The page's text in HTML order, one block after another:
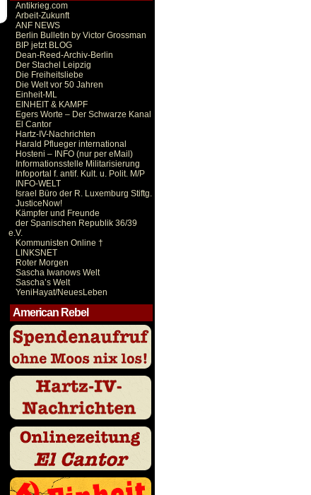
Antikrieg.com
Arbeit-Zukunft
ANF NEWS
Berlin Bulletin by Victor Grossman
BIP jetzt BLOG
Dean-Reed-Archiv-Berlin
Der Stachel Leipzig
Die Freiheitsliebe
Die Welt vor 50 Jahren
Einheit-ML
EINHEIT & KAMPF
Egers Worte – Der Schwarze Kanal
El Cantor
Hartz-IV-Nachrichten
Harald Pflueger international
Hosteni – INFO (nur per eMail)
Informationsstelle Militarisierung
Infoportal f. antif. Kult. u. Polit. M/P
INFO-WELT
Israel Büro der R. Luxemburg Stiftg.
JusticeNow!
Kämpfer und Freunde
der Spanischen Republik 36/39
e.V.
Kommunisten Online †
LINKSNET
Roter Morgen
Sascha Iwanows Welt
Sascha’s Welt
YeniHayat/NeuesLeben
American Rebel